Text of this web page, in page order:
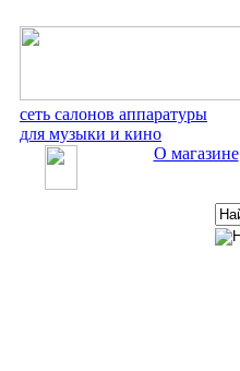
сеть салонов аппаратуры
для музыки и кино
О магазине